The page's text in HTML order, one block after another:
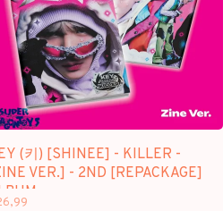
(키) [SHINEE] - KILLER -
VER.] - 2ND [REPACKAGE]